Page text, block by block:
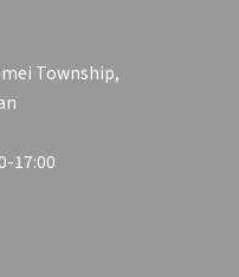
Township,
17:00